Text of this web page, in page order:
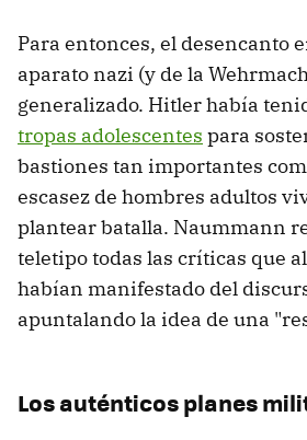
Para entonces, el desencanto
aparato nazi (y de la
generalizado. Hitler había
tropas adolescentes para
bastiones tan importantes
escasez de hombres adultos
plantear batalla. Naummann
teletipo todas las críticas que
habían manifestado del
apuntalando la idea de una
Los auténticos planes